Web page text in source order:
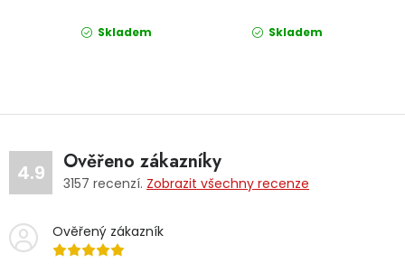
Skladem Skladem
4.9 Ověřeno zákazníky
3157 recenzí. Zobrazit všechny recenze
Ověřený zákazník